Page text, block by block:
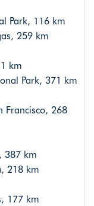
Park, 116 km
259 km
km
Park, 371 km
Francisco, 268
387 km
218 km
177 km